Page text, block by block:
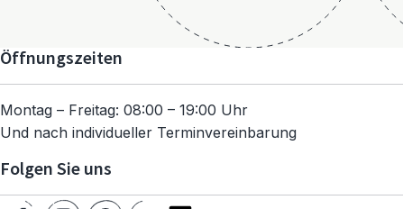
Öffnungszeiten
Montag – Freitag: 08:00 – 19:00 Uhr
Und nach individueller Terminvereinbarung
Folgen Sie uns